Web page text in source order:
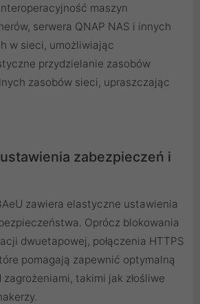
maszyn
serwera QNAP NAS i innych
w sieci, umożliwiając
przydzielanie zasobów
zasobów sieci, upraszczając
zabezpieczeń i
zawiera elastyczne ustawienia
Oprócz blokowania
dwuetapowej, połączenia HTTPS
pomagają zapewnić optymalną
takimi jak złośliwe